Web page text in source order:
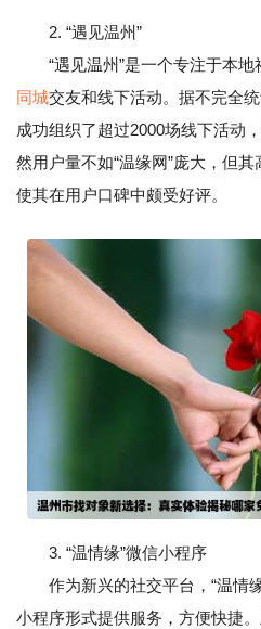
2. “遇见温州”
“遇见温州”是一个专注于本地
同城交友和线下活动。据不完全
成功组织了超过2000场线下活动
然用户量不如“温缘网”庞大，但
使其在用户口碑中颇受好评。
3. “温情缘”微信小程序
作为新兴的社交平台，“温情
小程序形式提供服务，方便快捷